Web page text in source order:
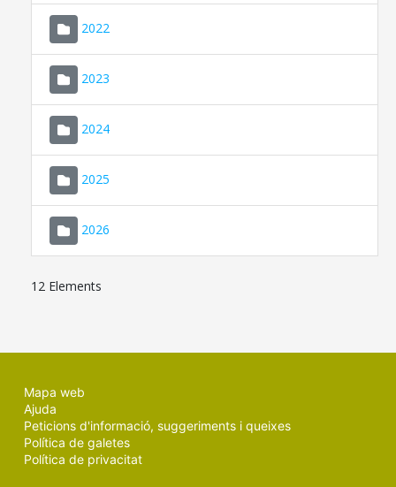
2022
2023
2024
2025
2026
12 Elements
Mapa web
Ajuda
Peticions d'informació, suggeriments i queixes
Política de galetes
Política de privacitat